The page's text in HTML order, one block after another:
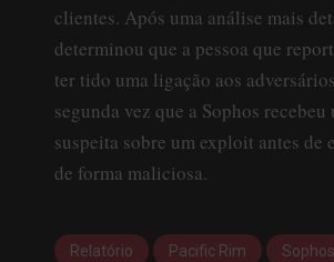
clientes. Após uma análise mais
determinou que a pessoa que
ter tido uma ligação aos
segunda vez que a Sophos recebeu
suspeita sobre um exploit antes de
de forma maliciosa.
Relatório Pacific Rim Sophos